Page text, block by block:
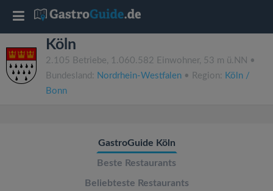
Köln
2.105 Betriebe, 1.060.582 Einwohner, 53 m ü.NN •
Bundesland: Nordrhein-Westfalen • Region: Köln /
Bonn
GastroGuide Köln
Beste Restaurants
Beliebteste Restaurants
T
o
g